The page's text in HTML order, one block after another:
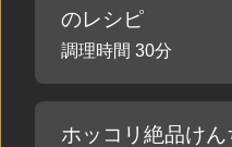
のレシピ
調理時間 30分
ホッコリ絶品け